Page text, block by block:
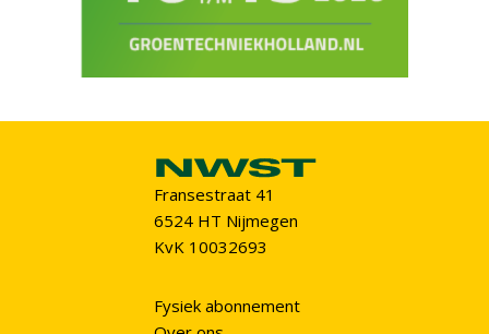
Fransestraat 41
6524 HT Nijmegen
KvK 10032693
Fysiek abonnement